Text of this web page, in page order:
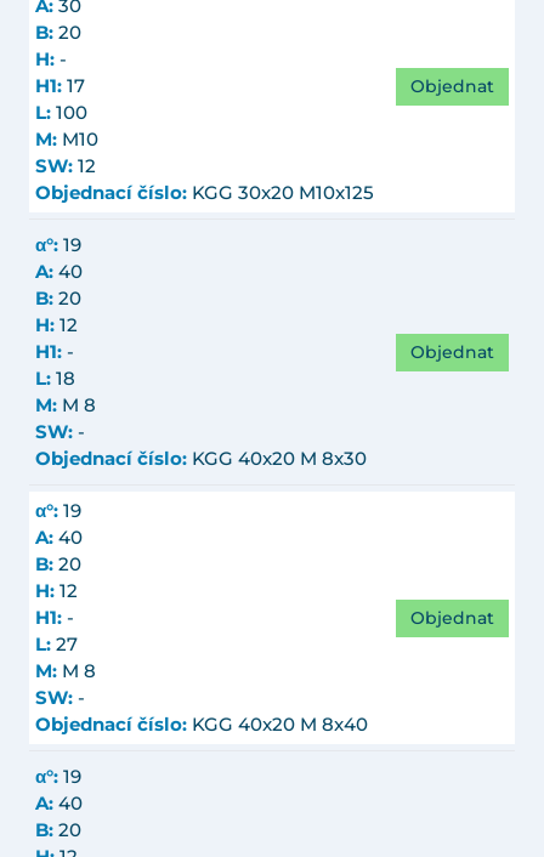
A: 30
B: 20
H: -
H1: 17
L: 100
M: M10
SW: 12
Objednací číslo: KGG 30x20 M10x125
Objednat
α°: 19
A: 40
B: 20
H: 12
H1: -
L: 18
M: M 8
SW: -
Objednací číslo: KGG 40x20 M 8x30
Objednat
α°: 19
A: 40
B: 20
H: 12
H1: -
L: 27
M: M 8
SW: -
Objednací číslo: KGG 40x20 M 8x40
Objednat
α°: 19
A: 40
B: 20